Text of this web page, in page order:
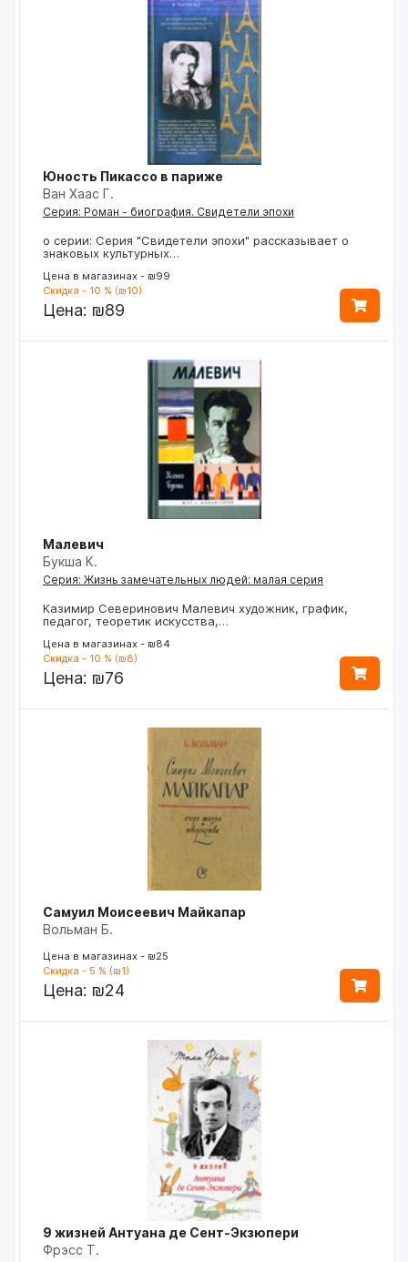
Юность Пикассо в париже
Ван Хаас Г.
Серия: Роман - биография. Свидетели эпохи
о серии: Серия "Свидетели эпохи" рассказывает о
знаковых культурных…
Цена в магазинах - ₪99
Скидка - 10 % (₪10)
Цена: ₪89
Малевич
Букша К.
Серия: Жизнь замечательных людей: малая серия
Казимир Северинович Малевич художник, график,
педагог, теоретик искусства,…
Цена в магазинах - ₪84
Скидка - 10 % (₪8)
Цена: ₪76
Самуил Моисеевич Майкапар
Вольман Б.
Цена в магазинах - ₪25
Скидка - 5 % (₪1)
Цена: ₪24
9 жизней Антуана де Сент-Экзюпери
Фрэсс Т.